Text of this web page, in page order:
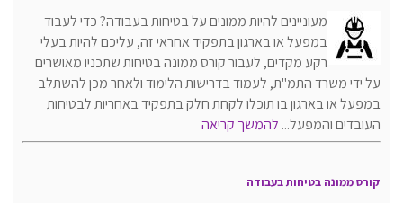
מעוניינים להיות ממונים על בטיחות בעבודה? כדי לעבוד
במפעל או בארגון בתפקיד אחראי זה, עליכם להיות בעלי
רקע מקדים, לעבור קורס ממונה בטיחות שתכניו מאושרים
על ידי משרד התמ"ת, לעמוד בדרישות הלימוד ולאחר מכן להשתלב
במפעל או בארגון בו תוכלו לקחת חלק בתפקיד באחריות לבטיחות
העובדים והמפעל... להמשך קריאה
קורס ממונה בטיחות בעבודה